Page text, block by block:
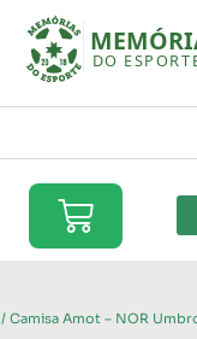
/ Camisa Amot – NOR